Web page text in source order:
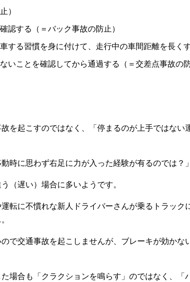
）
認する（＝バック事故の防止）
する習慣を身に付けて、走行中の車間距離を長く
いことを確認してから通過する（＝交差点事故の防
を起こすのではなく、「停まるのが上手ではない
時に思わず右足に力が入った経験が有るのでは？」
（遅い）場合に多いようです。
転に不慣れな新人ドライバーさんが乗るトラック
で交通事故を起こしませんが、ブレーキが効かな
場合も「クラクションを鳴らす」のではなく、「